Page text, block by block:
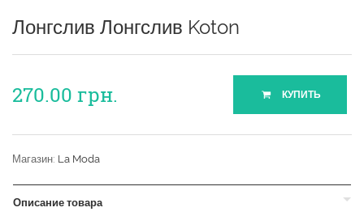
Лонгслив Лонгслив Koton
270.00 грн. КУПИТЬ
Магазин: La Moda
Описание товара